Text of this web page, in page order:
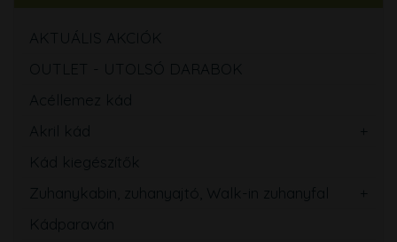
AKTUÁLIS AKCIÓK
OUTLET - UTOLSÓ DARABOK
Acéllemez kád
Akril kád
Kád kiegészítők
Zuhanykabin, zuhanyajtó, Walk-in zuhanyfal
Kádparaván